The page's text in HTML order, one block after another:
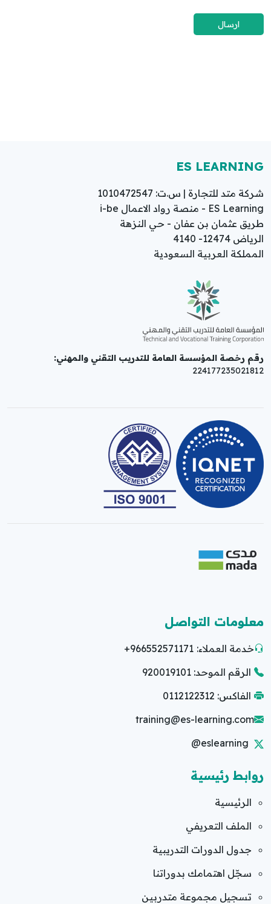
ES LEARNING
شركة متد للتجارة | س.ت: 1010472547
ES Learning - منصة رواد الاعمال i-be
طريق عثمان بن عفان - حي النزهة
الرياض 12474- 4140
المملكة العربية السعودية
رقم رخصة المؤسسة العامة للتدريب التقني والمهني:
224177235021812
معلومات التواصل
خدمة العملاء: +966552571171
الرقم الموحد: 920019101
الفاكس: 0112122312
training@es-learning.com
@eslearning
روابط رئيسية
الرئيسية
الملف التعريفي
جدول الدورات التدريبية
سجّل اهتمامك بدوراتنا
تسجيل مجموعة متدربين